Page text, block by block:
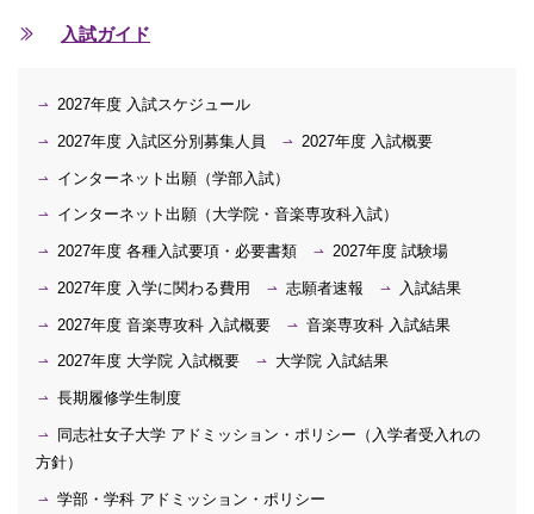
入試ガイド
2027年度 入試スケジュール
2027年度 入試区分別募集人員 2027年度 入試概要
インターネット出願（学部入試）
インターネット出願（大学院・音楽専攻科入試）
2027年度 各種入試要項・必要書類 2027年度 試験場
2027年度 入学に関わる費用 志願者速報 入試結果
2027年度 音楽専攻科 入試概要 音楽専攻科 入試結果
2027年度 大学院 入試概要 大学院 入試結果
長期履修学生制度
同志社女子大学 アドミッション・ポリシー（入学者受入れの
方針）
学部・学科 アドミッション・ポリシー